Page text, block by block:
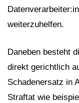
weiterzuhelfen.
Daneben besteht
direkt gerichtlich
Schadenersatz in
Straftat wie